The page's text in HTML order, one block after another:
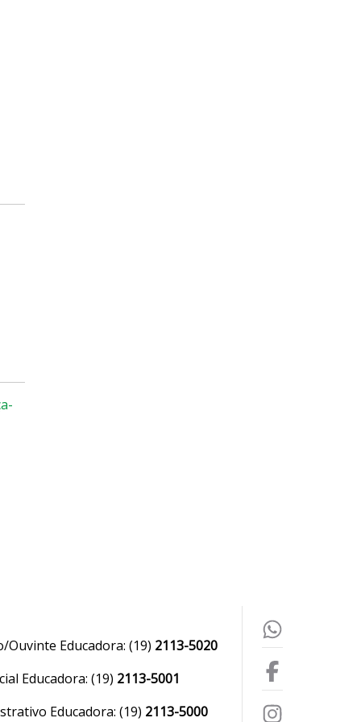
Ouvinte Educadora: (19) 2113-5020
Educadora: (19) 2113-5001
Educadora: (19) 2113-5000